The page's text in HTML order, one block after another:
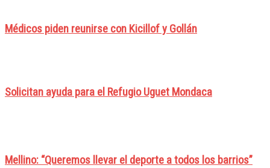
Médicos piden reunirse con Kicillof y Gollán
Solicitan ayuda para el Refugio Uguet Mondaca
Mellino: “Queremos llevar el deporte a todos los barrios”